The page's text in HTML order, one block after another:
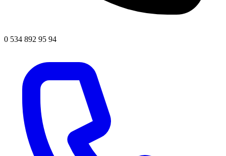
0 534 892 95 94